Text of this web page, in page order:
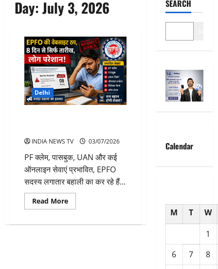
Day:July 3, 2026
Delhi
INDIA NEWS TV 03/07/2026
PF क्लेम, पासबुक, UAN और कई
ऑनलाइन सेवाएं प्रभावित, EPFO
सदस्य लगातार बहाली का कर रहे हैं...
Read MoreRead
more
की
SEARCH
Calendar
M T
W
1
6
7
8